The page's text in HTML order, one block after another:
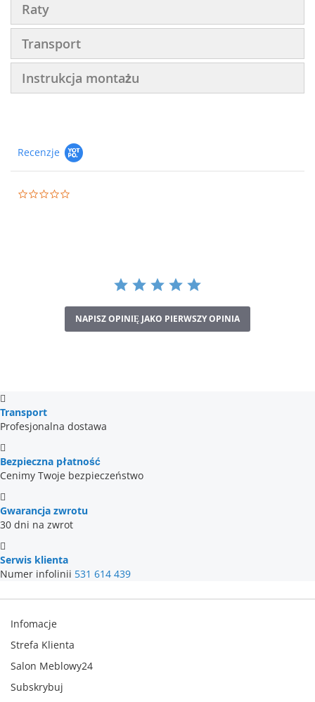
Raty
Transport
Instrukcja montażu
Recenzje
NAPISZ OPINIĘ JAKO PIERWSZY OPINIA
Transport
Profesjonalna dostawa
Bezpieczna płatność
Cenimy Twoje bezpieczeństwo
Gwarancja zwrotu
30 dni na zwrot
Serwis klienta
Numer infolinii 531 614 439
Infomacje
Strefa Klienta
Salon Meblowy24
Subskrybuj